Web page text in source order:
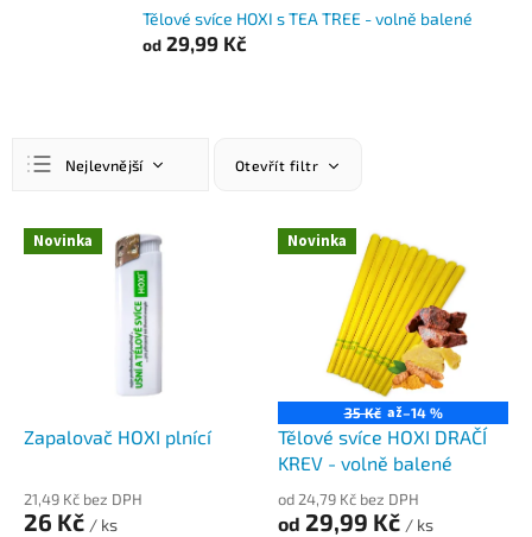
Tělové svíce HOXI s TEA TREE - volně balené
od 29,99 Kč
e
n
Nejlevnější
Nejdražší
Otevřít filtr
V Novinka
Zapalovač HOXI plnící
21,49 Kč bez DPH
26 Kč / ks
Novinka
35 Kč až–14 %
Tělové svíce HOXI DRAČÍ
KREV - volně balené
od 24,79 Kč bez DPH
od 29,99 Kč / ks